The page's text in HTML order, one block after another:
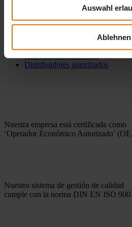
Auswahl
Ablehnen
LDAR Información
Distribuidores autorizados
Nuestra empresa está certificada como
‘Operador Económico Autorizado’
Nuestro sistema de gestión de calidad
cumple con la norma DIN EN ISO